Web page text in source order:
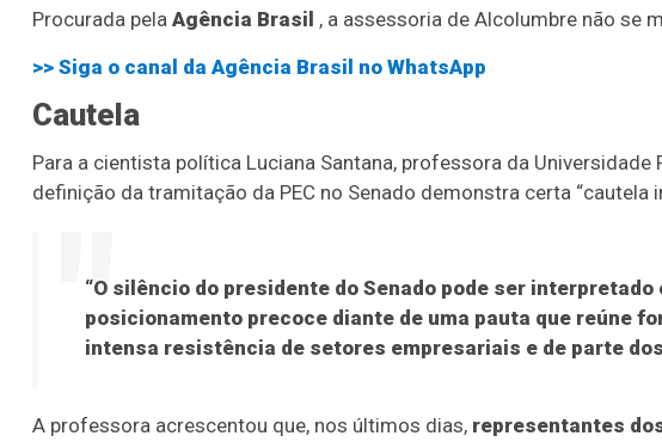
Procurada pela Agência Brasil , a assessoria de Alcolumbre não se
>> Siga o canal da Agência Brasil no WhatsApp
Cautela
Para a cientista política Luciana Santana, professora da
definição da tramitação da PEC no Senado demonstra certa “cautela
“O silêncio do presidente do Senado pode ser
posicionamento precoce diante de uma pauta que reúne
intensa resistência de setores empresariais e de parte
A professora acrescentou que, nos últimos dias, representantes